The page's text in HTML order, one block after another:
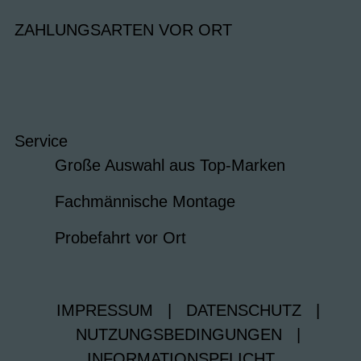
ZAHLUNGSARTEN VOR ORT
Service
Große Auswahl aus Top-Marken
Fachmännische Montage
Probefahrt vor Ort
IMPRESSUM DATENSCHUTZ
NUTZUNGSBEDINGUNGEN